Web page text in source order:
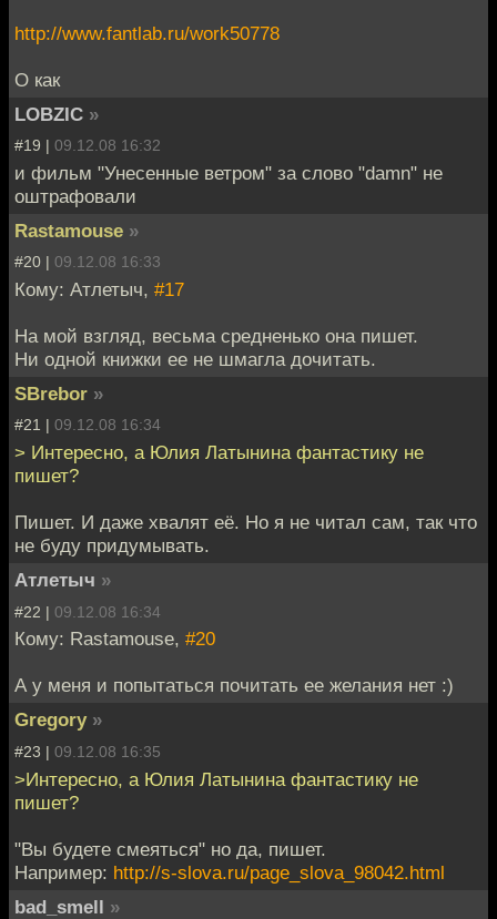
http://www.fantlab.ru/work50778
О как
LOBZIC »
#19 | 09.12.08 16:32
и фильм "Унесенные ветром" за слово "damn" не
оштрафовали
Rastamouse »
#20 | 09.12.08 16:33
Кому: Атлетыч, #17
На мой взгляд, весьма средненько она пишет.
Ни одной книжки ее не шмагла дочитать.
SBrebor »
#21 | 09.12.08 16:34
> Интересно, а Юлия Латынина фантастику не
пишет?
Пишет. И даже хвалят её. Но я не читал сам, так что
не буду придумывать.
Атлетыч »
#22 | 09.12.08 16:34
Кому: Rastamouse, #20
А у меня и попытаться почитать ее желания нет :)
Gregory »
#23 | 09.12.08 16:35
>Интересно, а Юлия Латынина фантастику не
пишет?
"Вы будете смеяться" но да, пишет.
Например: http://s-slova.ru/page_slova_98042.html
bad_smell »